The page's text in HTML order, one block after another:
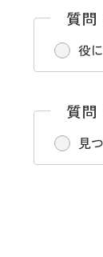
質問
役
質問
見